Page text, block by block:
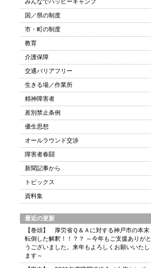
みんなでハッピーキャンプ
国／県の制度
市・町の制度
教育
介護保障
交通バリアフリー
生きる場／作業所
精神障害者
差別禁止条例
優生思想
オールラウンド交渉
障害者春闘
新聞記事から
トピックス
資料集
最近の更新
【巻頭】 厚労省Ｑ＆Ａに対する神戸市の本末
転倒した解釈！！？？ ～今年もご支援ありがと
うございました。来年もよろしくお願いいたし
ます～